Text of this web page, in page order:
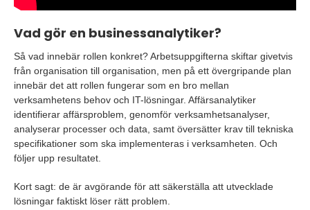
Vad gör en businessanalytiker?
Så vad innebär rollen konkret? Arbetsuppgifterna skiftar givetvis
från organisation till organisation, men på ett övergripande plan
innebär det att rollen fungerar som en bro mellan
verksamhetens behov och IT-lösningar. Affärsanalytiker
identifierar affärsproblem, genomför verksamhetsanalyser,
analyserar processer och data, samt översätter krav till tekniska
specifikationer som ska implementeras i verksamheten. Och
följer upp resultatet.
Kort sagt: de är avgörande för att säkerställa att utvecklade
lösningar faktiskt löser rätt problem.